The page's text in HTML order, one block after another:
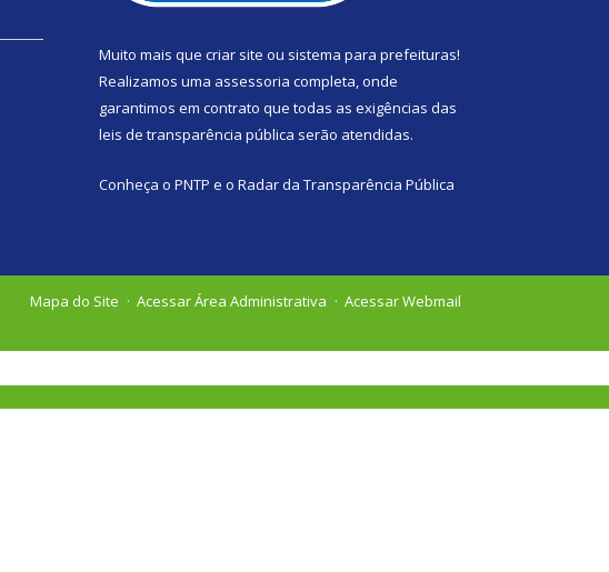
Muito mais que criar site ou sistema para prefeituras!
Realizamos uma assessoria completa, onde
garantimos em contrato que todas as exigências das
leis de transparência pública serão atendidas.
Conheça o PNTP e o Radar da Transparência Pública
Mapa do Site Acessar Área Administrativa Acessar Webmail